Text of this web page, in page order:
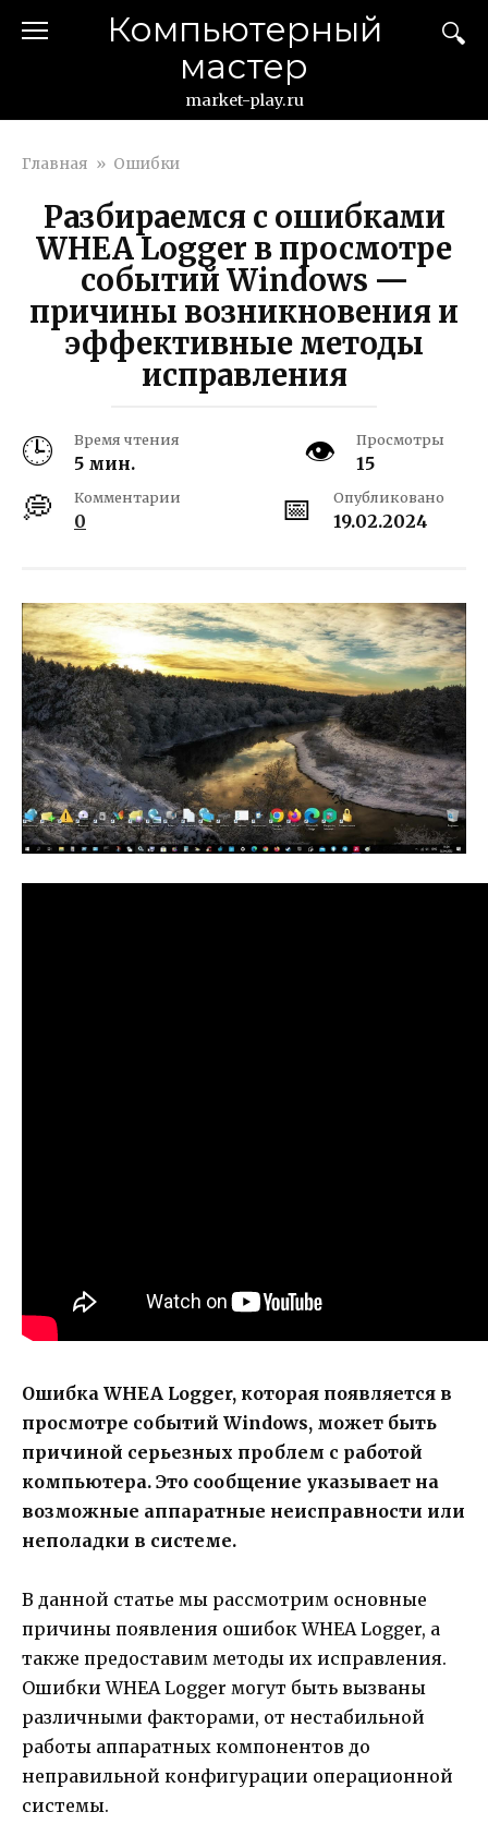
Компьютерный
мастер
market-play.ru
Главная » Ошибки
Разбираемся с ошибками
WHEA Logger в просмотре
событий Windows —
причины возникновения и
эффективные методы
исправления
Время чтения
5 мин.
Просмотры
15
Комментарии
0
Опубликовано
19.02.2024
Ошибка WHEA Logger, которая появляется в
просмотре событий Windows, может быть
причиной серьезных проблем с работой
компьютера. Это сообщение указывает на
возможные аппаратные неисправности или
неполадки в системе.
В данной статье мы рассмотрим основные
причины появления ошибок WHEA Logger, а
также предоставим методы их исправления.
Ошибки WHEA Logger могут быть вызваны
различными факторами, от нестабильной
работы аппаратных компонентов до
неправильной конфигурации операционной
системы.